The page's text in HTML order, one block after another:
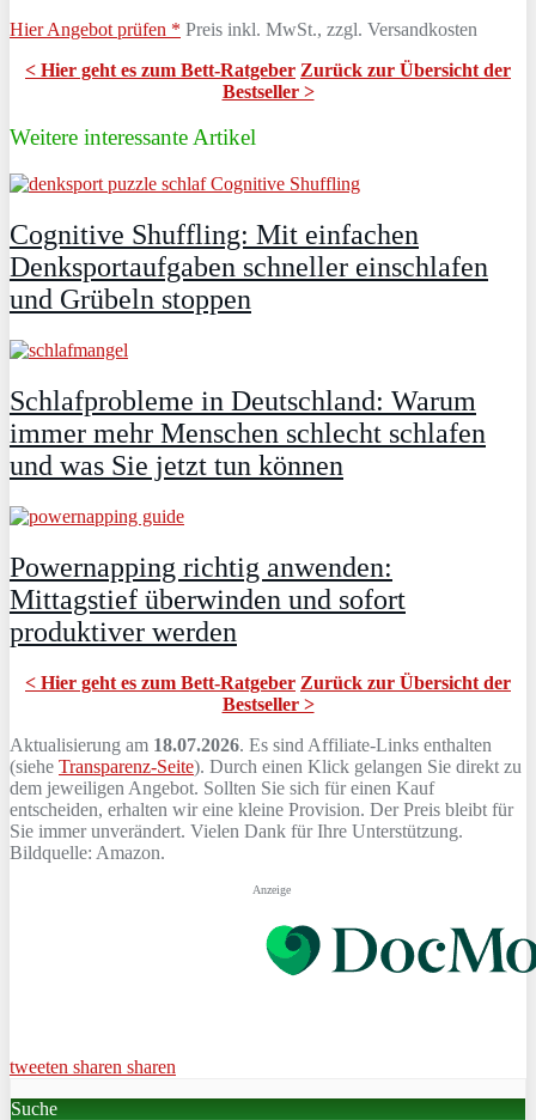
Hier Angebot prüfen * Preis inkl. MwSt., zzgl. Versandkosten
< Hier geht es zum Bett-Ratgeber Zurück zur Übersicht der
Bestseller >
Weitere interessante Artikel
Cognitive Shuffling: Mit einfachen
Denksportaufgaben schneller einschlafen
und Grübeln stoppen
Schlafprobleme in Deutschland: Warum
immer mehr Menschen schlecht schlafen
und was Sie jetzt tun können
Powernapping richtig anwenden:
Mittagstief überwinden und sofort
produktiver werden
< Hier geht es zum Bett-Ratgeber Zurück zur Übersicht der
Bestseller >
Aktualisierung am 18.07.2026. Es sind Affiliate-Links enthalten
(siehe Transparenz-Seite). Durch einen Klick gelangen Sie direkt zu
dem jeweiligen Angebot. Sollten Sie sich für einen Kauf
entscheiden, erhalten wir eine kleine Provision. Der Preis bleibt für
Sie immer unverändert. Vielen Dank für Ihre Unterstützung.
Bildquelle: Amazon.
Anzeige
tweeten sharen sharen
Suche